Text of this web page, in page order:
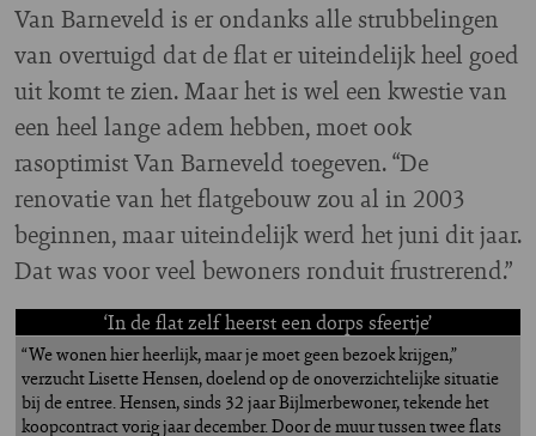
Van Barneveld is er ondanks alle strubbelingen
van overtuigd dat de flat er uiteindelijk heel goed
uit komt te zien. Maar het is wel een kwestie van
een heel lange adem hebben, moet ook
rasoptimist Van Barneveld toegeven. “De
renovatie van het flatgebouw zou al in 2003
beginnen, maar uiteindelijk werd het juni dit jaar.
Dat was voor veel bewoners ronduit frustrerend.”
‘In de flat zelf heerst een dorps sfeertje’
“We wonen hier heerlijk, maar je moet geen bezoek krijgen,”
verzucht Lisette Hensen, doelend op de onoverzichtelijke situatie
bij de entree. Hensen, sinds 32 jaar Bijlmerbewoner, tekende het
koopcontract vorig jaar december. Door de muur tussen twee flats